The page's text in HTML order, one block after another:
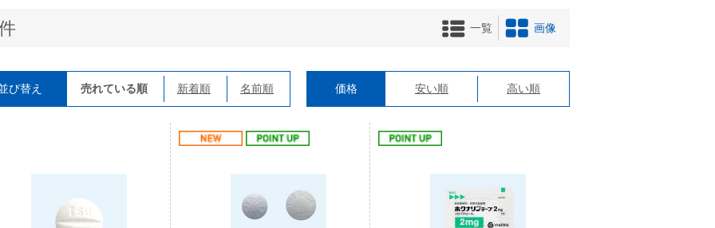
一覧 画像
び替え 売れている順 新着順 名前順 価格 安い順 高い順